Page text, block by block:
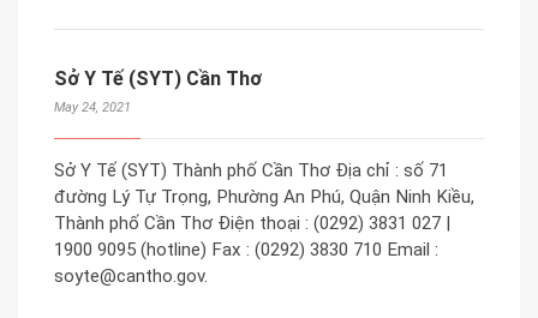
Sở Y Tế (SYT) Cần Thơ
May 24, 2021
Sở Y Tế (SYT) Thành phố Cần Thơ Địa chỉ : số 71
đường Lý Tự Trọng, Phường An Phú, Quận Ninh Kiều,
Thành phố Cần Thơ Điện thoại : (0292) 3831 027 |
1900 9095 (hotline) Fax : (0292) 3830 710 Email :
soyte@cantho.gov.